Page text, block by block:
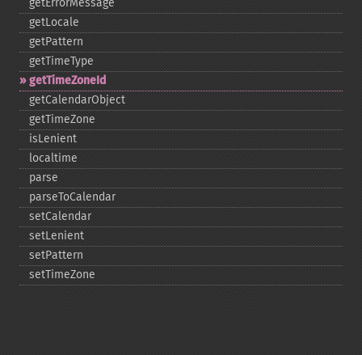
getErrorMessage
getLocale
getPattern
getTimeType
getTimeZoneId
getCalendarObject
getTimeZone
isLenient
localtime
parse
parseToCalendar
setCalendar
setLenient
setPattern
setTimeZone